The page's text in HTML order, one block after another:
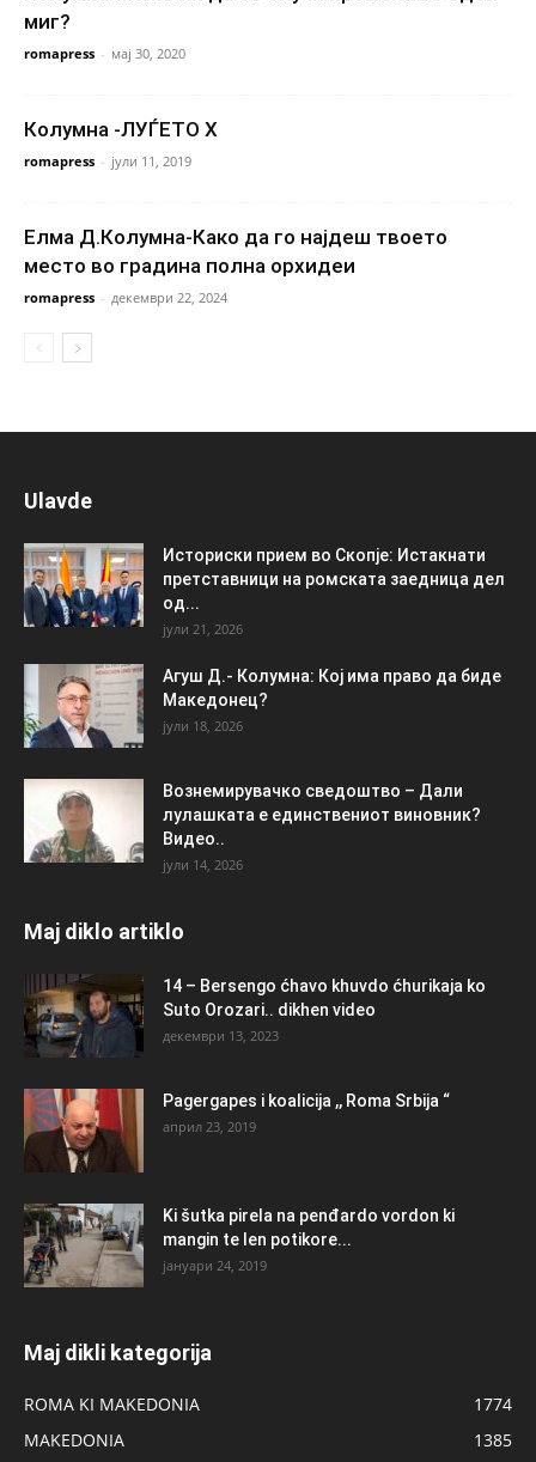
миг?
romapress - мај 30, 2020
Колумна -ЛУЃЕТО X
romapress - јули 11, 2019
Елма Д.Колумна-Како да го најдеш твоето
место во градина полна орхидеи
romapress - декември 22, 2024
Ulavde
Историски прием во Скопје: Истакнати
претставници на ромската заедница дел
од...
јули 21, 2026
Агуш Д.- Колумна: Кој има право да биде
Македонец?
јули 18, 2026
Вознемирувачко сведоштво – Дали
лулашката е единствениот виновник?
Видео..
јули 14, 2026
Maj diklo artiklo
14 – Bersengo ćhavo khuvdo ćhurikaja ko
Suto Orozari.. dikhen video
декември 13, 2023
Pagergapes i koalicija ,, Roma Srbija “
април 23, 2019
Ki šutka pirela na penđardo vordon ki
mangin te len potikore...
јануари 24, 2019
Maj dikli kategorija
ROMA KI MAKEDONIA
1774
MAKEDONIA
1385